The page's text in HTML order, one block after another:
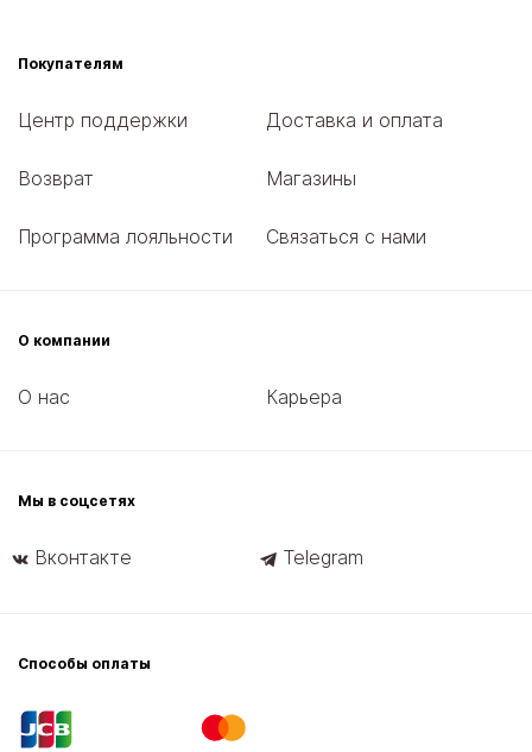
Покупателям
Центр поддержки Доставка и оплата
Возврат Магазины
Программа лояльности Связаться с нами
О компании
О нас Карьера
Мы в соцсетях
Вконтакте Telegram
Способы оплаты